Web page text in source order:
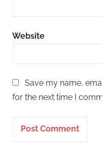
Website
Save my name,
for the next time I